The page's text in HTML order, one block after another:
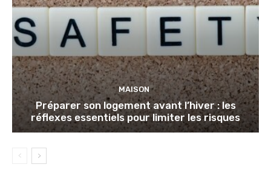
MAISON
Préparer son logement avant l’hiver : les
réflexes essentiels pour limiter les risques